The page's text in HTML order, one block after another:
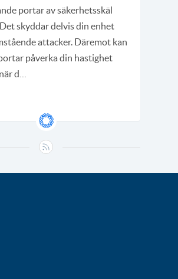
portar av säkerhetsskäl
skyddar delvis din enhet
attacker. Däremot kan
påverka din hastighet
d…